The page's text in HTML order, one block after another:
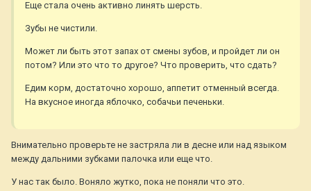
Еще стала очень активно линять шерсть.
Зубы не чистили.
Может ли быть этот запах от смены зубов, и пройдет ли он
потом? Или это что то другое? Что проверить, что сдать?
Едим корм, достаточно хорошо, аппетит отменный всегда.
На вкусное иногда яблочко, собачьи печеньки.
Внимательно проверьте не застряла ли в десне или над языком
между дальними зубками палочка или еще что.
У нас так было. Воняло жутко, пока не поняли что это.